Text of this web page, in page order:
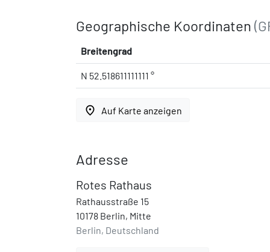
Geographische Koordinaten
Breitengrad
N 52.518611111111 °
place Auf Karte anzeigen
Adresse
Rotes Rathaus
Rathausstraße 15
10178 Berlin, Mitte
Berlin, Deutschland